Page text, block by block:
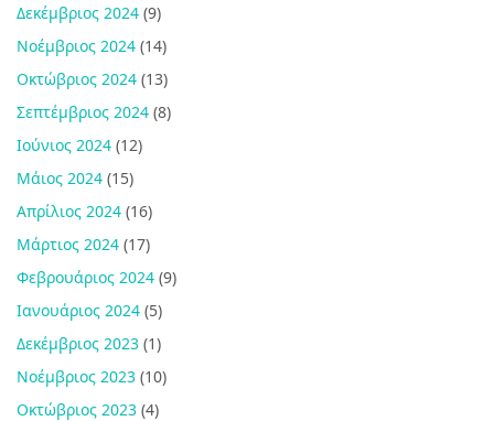
Δεκέμβριος 2024 (9)
Νοέμβριος 2024 (14)
Οκτώβριος 2024 (13)
Σεπτέμβριος 2024 (8)
Ιούνιος 2024 (12)
Μάιος 2024 (15)
Απρίλιος 2024 (16)
Μάρτιος 2024 (17)
Φεβρουάριος 2024 (9)
Ιανουάριος 2024 (5)
Δεκέμβριος 2023 (1)
Νοέμβριος 2023 (10)
Οκτώβριος 2023 (4)